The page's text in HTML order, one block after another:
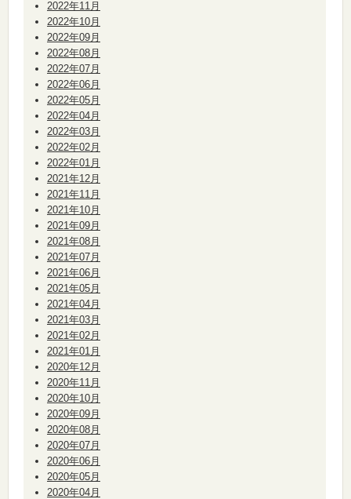
2022年11月
2022年10月
2022年09月
2022年08月
2022年07月
2022年06月
2022年05月
2022年04月
2022年03月
2022年02月
2022年01月
2021年12月
2021年11月
2021年10月
2021年09月
2021年08月
2021年07月
2021年06月
2021年05月
2021年04月
2021年03月
2021年02月
2021年01月
2020年12月
2020年11月
2020年10月
2020年09月
2020年08月
2020年07月
2020年06月
2020年05月
2020年04月